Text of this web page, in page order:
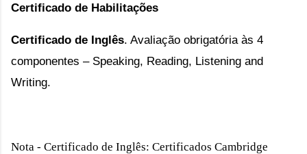
Certificado de Habilitações
Certificado de Inglês. Avaliação obrigatória às 4
componentes – Speaking, Reading, Listening and
Writing.
Nota - Certificado de Inglês: Certificados Cambridge